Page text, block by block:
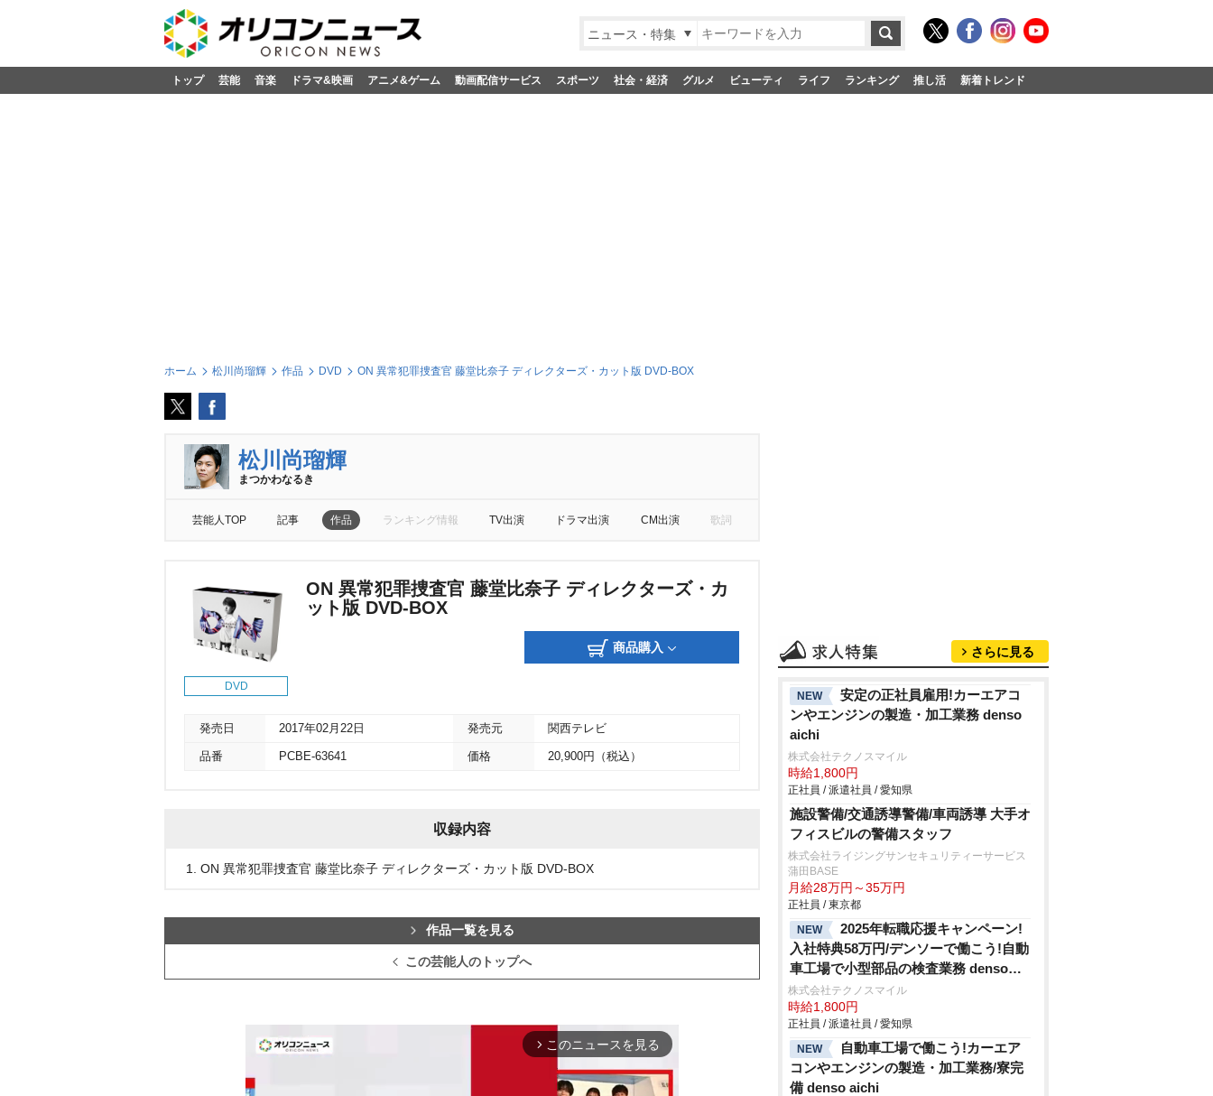
ニュース・特集
トップ 芸能 音楽 ドラマ&映画 アニメ&ゲーム 動画配信サービス スポーツ 社会・経済 グルメ ビューティ ライフ ランキング 推し活 新着トレンド
ホーム 松川尚瑠輝 作品 DVD ON 異常犯罪捜査官 藤堂比奈子 ディレクターズ・カット版 DVD-BOX
松川尚瑠輝
まつかわなるき
芸能人TOP 記事 作品 ランキング情報 TV出演 ドラマ出演 CM出演 歌詞
DVD
ON 異常犯罪捜査官 藤堂比奈子 ディレクターズ・カ
ット版 DVD-BOX
商品購入
発売日 2017年02月22日 発売元 関西テレビ
品番 PCBE-63641 価格 20,900円（税込）
収録内容
1. ON 異常犯罪捜査官 藤堂比奈子 ディレクターズ・カット版 DVD-BOX
作品一覧を見る
この芸能人のトップへ
arrow_forward_ios このニュースを見る
さらに見る
NEW
安定の正社員雇用!カーエアコ
ンやエンジンの製造・加工業務 denso
aichi
株式会社テクノスマイル
時給1,800円
正社員 / 派遣社員 / 愛知県
施設警備/交通誘導警備/車両誘導 大手オ
フィスビルの警備スタッフ
株式会社ライジングサンセキュリティーサービス
蒲田BASE
月給28万円～35万円
正社員 / 東京都
NEW
2025年転職応援キャンペーン!
入社特典58万円/デンソーで働こう!自動
車工場で小型部品の検査業務 denso
aichi
株式会社テクノスマイル
時給1,800円
正社員 / 派遣社員 / 愛知県
NEW
自動車工場で働こう!カーエア
コンやエンジンの製造・加工業務/寮完
備 denso aichi